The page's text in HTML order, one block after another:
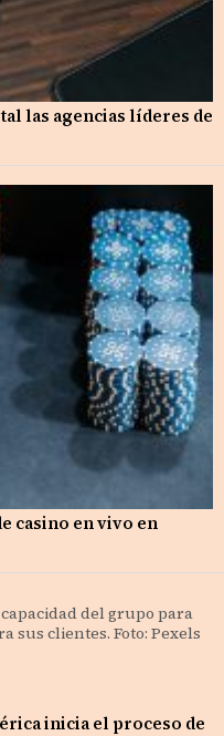
las agencias líderes de
casino en vivo en
inicia el proceso de